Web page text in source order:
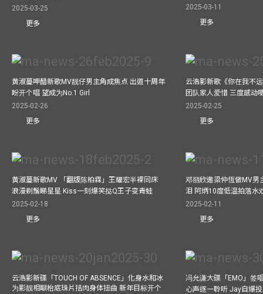
2025-03-25
更多
2025-03-11
更多
黄淑蔓呷醋新歌MV靓仔男主角成焦点 出道十周年
盼开个唱 望成为No.1 Girl
2025-02-26
更多
云浩影新歌《你在我不
团队家人爱惜 三度感动
2025-02-25
更多
黄淑蔓新歌MV 「翻版陈柏霖」王耀宏半裸同床
浪漫剃鬚睇星星 Kiss一刻爆笑挞Q王子变青蛙
2025-02-18
更多
邓丽欣邀梁仲恆做MV男
泪 阿炳10度低温拍落水
2025-02-11
更多
云浩影新碟「TOUCH OF ABSENCE」化身水和冰
为影靓相瞓枱底珠片拮肉身体扭曲 新年目标开个
冯允谦大碟「EMO」签
心声逐一聆听 Jay自爆